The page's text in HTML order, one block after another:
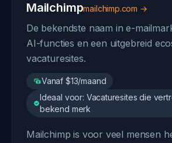
Mailchimpmailchimp.com →
De bekendste naam in e-
AI-functies en een uitgebreid
vacaturesites.
Vanaf $13/maand
Ideaal voor: Vacaturesites die
bekend merk
Mailchimp is voor veel mensen